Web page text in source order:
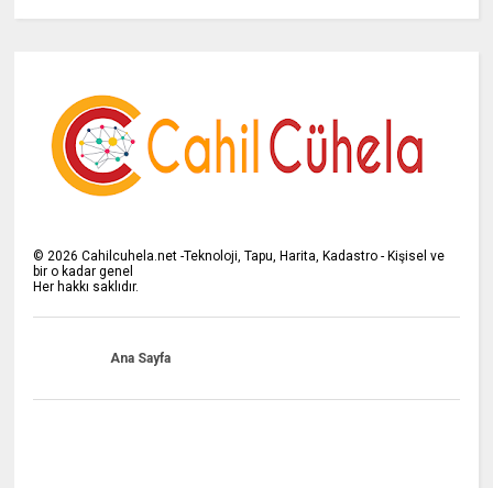
©2026 Cahilcuhela.net -Teknoloji, Tapu, Harita, Kadastro - Kişisel ve
bir o kadar genel
Her hakkı saklıdır.
Ana Sayfa